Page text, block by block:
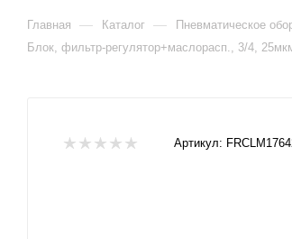
Главная — Каталог — Пневматическое
Блок, фильтр-регулятор+маслорасп., 3/4,
Артикул: